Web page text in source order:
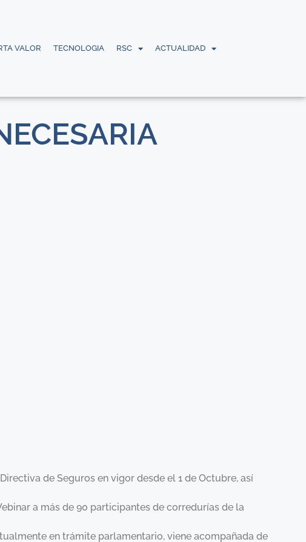
VALOR TECNOLOGIA RSC ACTUALIDAD
de Seguros en vigor desde el 1 de Octubre, así
a más de 90 participantes de corredurías de la
en trámite parlamentario, viene acompañada de